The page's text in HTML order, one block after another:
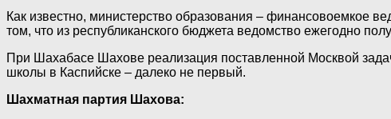
Как известно, министерство образования – финансовоемкое
том, что из республиканского бюджета ведомство ежегодно
При Шахабасе Шахове реализация поставленной Москвой
школы в Каспийске – далеко не первый.
Шахматная партия Шахова: